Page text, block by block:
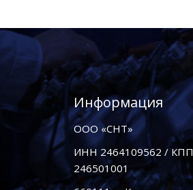
Информация
ООО «СНТ»
ИНН 2464109562 / КПП
246501001